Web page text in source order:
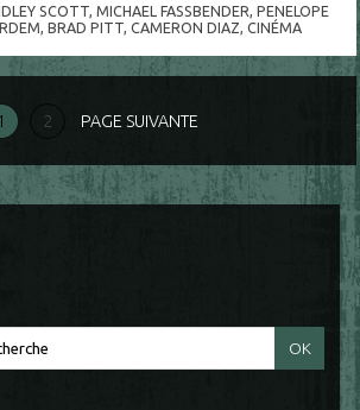
SCOTT, MICHAEL FASSBENDER, PENELOPE
,BRAD PITT,CAMERON DIAZ,CINÉMA
2 PAGE SUIVANTE